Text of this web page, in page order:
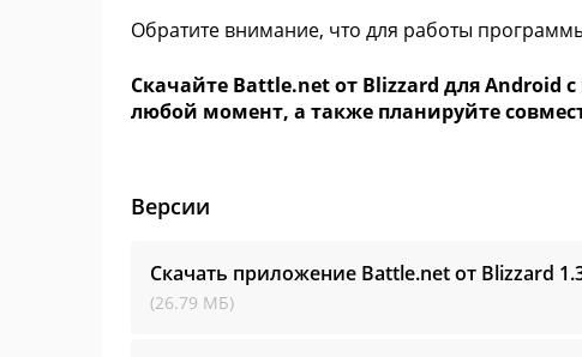
Обратите внимание, что для работы
Скачайте Battle.net от Blizzard для Android
любой момент, а также планируйте
Версии
Скачать приложение Battle.net от Blizzard
(26.79 МБ)